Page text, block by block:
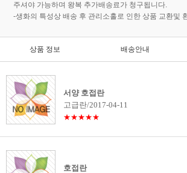
주셔야 가능하며 왕복 추가배송료가 청구됩니다.
-생화의 특성상 배송 후 관리소홀로 인한 상품 교환및
상품 정보 배송안내
서양 호접란
고급란/2017-04-11
★★★★★
호접란